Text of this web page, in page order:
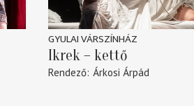
GYULAI VÁRSZÍNHÁZ
Ikrek – kettő
Rendező Árkosi Árpád